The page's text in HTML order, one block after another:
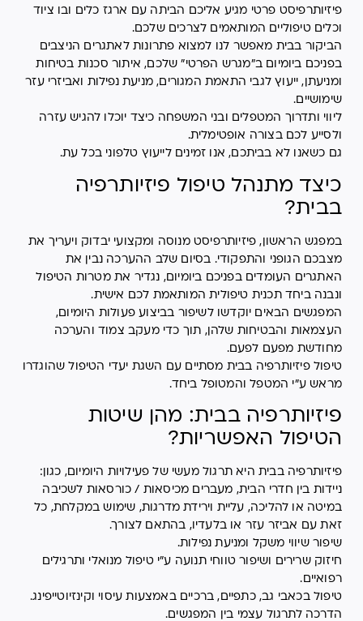
פיזיותרפיסט פרטי מגיע אליכם הביתה עם ארגז כלים ובו ציוד
וכלים טיפוליים המותאמים לצרכים שלכם.
הביקור בבית מאפשר לנו למצוא פתרונות לאתגרים הניצבים
בפניכם ביומיום ב"מגרש הפרטי" שלכם, איתור סכנות בטיחות
ומניעתן, ייעוץ לגבי התאמת המגורים, מניעת נפילות ואביזרי עזר
שימושיים.
ליווי ותדרוך המטפלים ובני המשפחה כיצד יוכלו להגיש עזרה
ולסייע לכם בצורה אופטימלית.
גם כשאנו לא בביתכם, אנו זמינים לייעוץ טלפוני בכל עת.
כיצד מתנהל טיפול פיזיותרפיה
בבית?
במפגש הראשון, פיזיותרפיסט מנוסה ומקצועי יבדוק ויעריך את
מצבכם הגופני והתפקודי. בסיום שלב ההערכה נבין את
האתגרים העומדים בפניכם ביומיום, נגדיר את מטרות הטיפול
ונבנה ביחד תכנית טיפולית המותאמת לכם אישית.
המפגשים הבאים יוקדשו לשיפור בביצוע פעולות היומיום,
העצמאות והבטיחות שלהן, תוך כדי מעקב צמוד והערכה
מחודשת מפעם לפעם.
טיפול פיזיותרפיה בבית מסתיים עם השגת יעדי הטיפול שהוגדרו
מראש ע"י המטפל והמטופל ביחד.
פיזיותרפיה בבית: מהן שיטות
הטיפול האפשריות?
פיזיותרפיה בבית היא תרגול מעשי של פעילויות היומיום, כגון:
ניידות בין חדרי הבית, מעברים מכיסאות / כורסאות לשכיבה
במיטה או להליכה, עליית וירידת מדרגות, שימוש במקלחת, כל
זאת עם אביזר עזר או בלעדיו, בהתאם לצורך.
שיפור שיווי משקל ומניעת נפילות.
חיזוק שרירים ושיפור טווחי תנועה ע"י טיפול מנואלי ותרגילים
רפואיים.
טיפול בכאבי גב, כתפיים, ברכיים באמצעות עיסוי וקינזיוטייפינג.
הדרכה לתרגול עצמי בין המפגשים.